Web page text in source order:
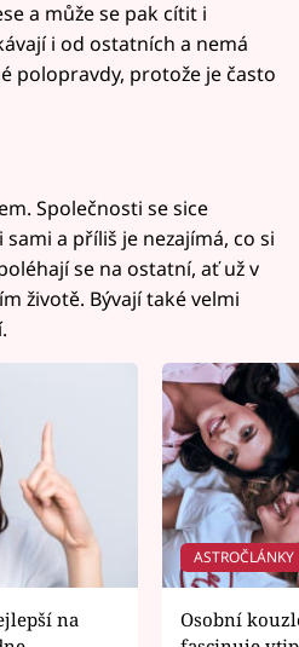
a může se pak cítit i
i od ostatních a nemá
polopravdy, protože je často
Společnosti se sice
a příliš je nezajímá, co si
se na ostatní, ať už v
životě. Bývají také velmi
na
ASTROČLÁNKY
Osobní